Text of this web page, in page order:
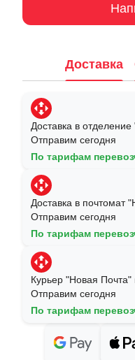
Доставка
Доставка в
Отправим сегодня
По тарифам
Доставка в почтомат
Отправим сегодня
По тарифам
Курьер "Новая
Отправим сегодня
По тарифам